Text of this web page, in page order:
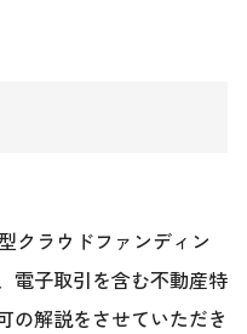
クラウドファンディン
電子取引を含む不動産特
の解説をさせていただき